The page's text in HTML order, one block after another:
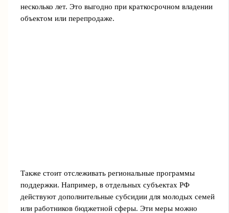
несколько лет. Это выгодно при краткосрочном владении
объектом или перепродаже.
Также стоит отслеживать региональные программы
поддержки. Например, в отдельных субъектах РФ
действуют дополнительные субсидии для молодых семей
или работников бюджетной сферы. Эти меры можно